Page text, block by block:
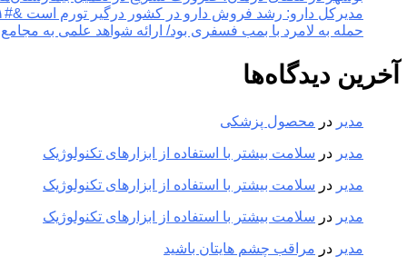
مدیرکل دارو: رشد فروش دارو در کشور درگیر تورم است &#۸۲۱۱; خبرگزاری مهر | اخبار ایران و جهان
حمله به لامرد با بمب فسفری بود/ ارائه شواهد علمی به مجامع بین‌الملل &#۸۲۱۱; خبرگزاری مهر
آخرین دیدگاه‌ها
مدیر در محصول پزشکی
مدیر در سلامت بیشتر با استفاده از ابزارهای تکنولوژیک
مدیر در سلامت بیشتر با استفاده از ابزارهای تکنولوژیک
مدیر در سلامت بیشتر با استفاده از ابزارهای تکنولوژیک
مدیر در مراقب چشم هایتان باشید